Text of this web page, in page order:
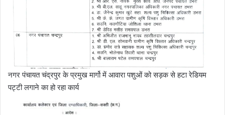
नगर पंचायत चंद्रपुर के प्रमुख मार्गो में आवारा पशुओं को सड़क से हटा रेडियम
पट्टी लगाने का हो रहा कार्य